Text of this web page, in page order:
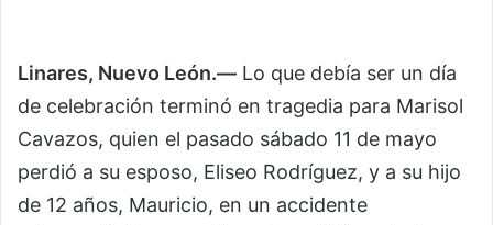
Linares, Nuevo León.— Lo que debía ser un día
de celebración terminó en tragedia para Marisol
Cavazos, quien el pasado sábado 11 de mayo
perdió a su esposo, Eliseo Rodríguez, y a su hijo
de 12 años, Mauricio, en un accidente